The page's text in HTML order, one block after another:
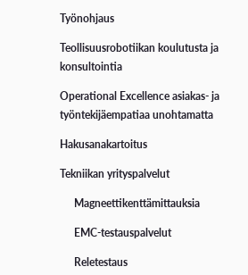
Työnohjaus
Teollisuusrobotiikan koulutusta ja
konsultointia
Operational Excellence asiakas- ja
työntekijäempatiaa unohtamatta
Hakusanakartoitus
Tekniikan yrityspalvelut
Magneettikenttämittauksia
EMC-testauspalvelut
Reletestaus